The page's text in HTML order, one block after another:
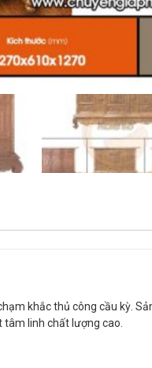
khắc thủ công cầu kỳ.
linh chất lượng cao.